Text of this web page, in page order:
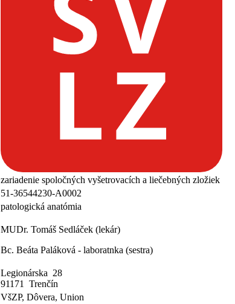
zariadenie spoločných vyšetrovacích a liečebných zložiek
51-36544230-A0002
patologická anatómia
MUDr. Tomáš Sedláček (lekár)
Bc. Beáta Paláková - laboratnka (sestra)
Legionárska 28
91171 Trenčín
VšZP, Dôvera, Union